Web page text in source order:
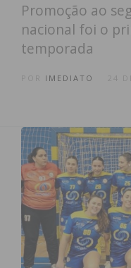
Promoção ao
nacional foi o
temporada
IMEDIATO 24